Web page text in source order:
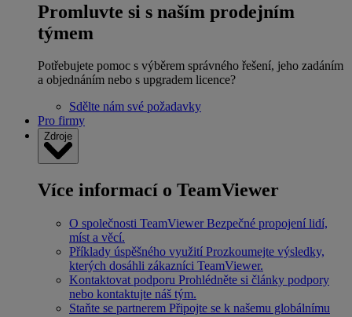
Promluvte si s naším prodejním
týmem
Potřebujete pomoc s výběrem správného řešení, jeho zadáním
a objednáním nebo s upgradem licence?
Sdělte nám své požadavky
Pro firmy
Zdroje
Více informací o TeamViewer
O společnosti TeamViewer Bezpečné propojení lidí,
míst a věcí.
Příklady úspěšného využití Prozkoumejte výsledky,
kterých dosáhli zákazníci TeamViewer.
Kontaktovat podporu Prohlédněte si články podpory
nebo kontaktujte náš tým.
Staňte se partnerem Připojte se k našemu globálnímu